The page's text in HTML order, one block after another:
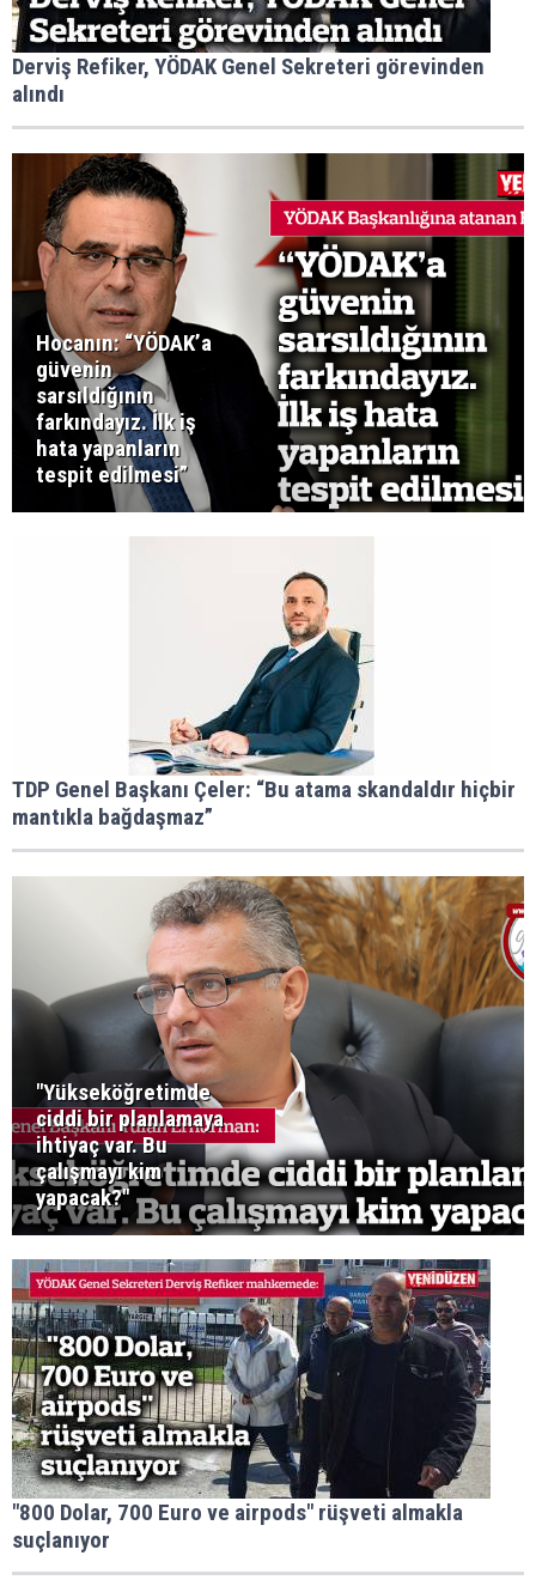
Derviş Refiker, YÖDAK Genel Sekreteri görevinden
alındı
Hocanın: “YÖDAK’a
güvenin
sarsıldığının
farkındayız. İlk iş
hata yapanların
tespit edilmesi”
TDP Genel Başkanı Çeler: “Bu atama skandaldır hiçbir
mantıkla bağdaşmaz”
"Yükseköğretimde
ciddi bir planlamaya
ihtiyaç var. Bu
çalışmayı kim
yapacak?"
"800 Dolar, 700 Euro ve airpods" rüşveti almakla
suçlanıyor